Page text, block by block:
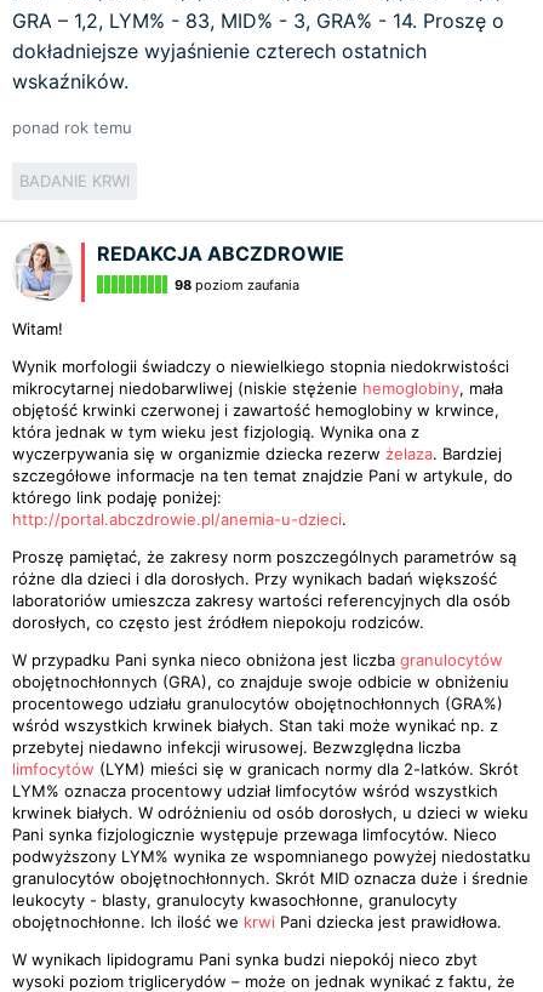
GRA – 1,2, LYM% - 83, MID% - 3, GRA% - 14. Proszę o
dokładniejsze wyjaśnienie czterech ostatnich
wskaźników.
ponad rok temu
BADANIE KRWI
REDAKCJA ABCZDROWIE
98 poziom zaufania
Witam!
Wynik morfologii świadczy o niewielkiego stopnia niedokrwistości
mikrocytarnej niedobarwliwej (niskie stężenie hemoglobiny, mała
objętość krwinki czerwonej i zawartość hemoglobiny w krwince,
która jednak w tym wieku jest fizjologią. Wynika ona z
wyczerpywania się w organizmie dziecka rezerw żelaza. Bardziej
szczegółowe informacje na ten temat znajdzie Pani w artykule, do
którego link podaję poniżej:
http://portal.abczdrowie.pl/anemia-u-dzieci.
Proszę pamiętać, że zakresy norm poszczególnych parametrów są
różne dla dzieci i dla dorosłych. Przy wynikach badań większość
laboratoriów umieszcza zakresy wartości referencyjnych dla osób
dorosłych, co często jest źródłem niepokoju rodziców.
W przypadku Pani synka nieco obniżona jest liczba granulocytów
obojętnochłonnych (GRA), co znajduje swoje odbicie w obniżeniu
procentowego udziału granulocytów obojętnochłonnych (GRA%)
wśród wszystkich krwinek białych. Stan taki może wynikać np. z
przebytej niedawno infekcji wirusowej. Bezwzględna liczba
limfocytów (LYM) mieści się w granicach normy dla 2-latków. Skrót
LYM% oznacza procentowy udział limfocytów wśród wszystkich
krwinek białych. W odróżnieniu od osób dorosłych, u dzieci w wieku
Pani synka fizjologicznie występuje przewaga limfocytów. Nieco
podwyższony LYM% wynika ze wspomnianego powyżej niedostatku
granulocytów obojętnochłonnych. Skrót MID oznacza duże i średnie
leukocyty - blasty, granulocyty kwasochłonne, granulocyty
obojętnochłonne. Ich ilość we krwi Pani dziecka jest prawidłowa.
W wynikach lipidogramu Pani synka budzi niepokój nieco zbyt
wysoki poziom triglicerydów – może on jednak wynikać z faktu, że